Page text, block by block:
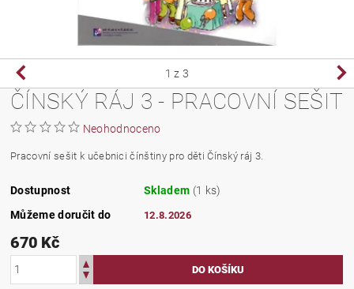
1 z 3
ČÍNSKÝ RÁJ 3 - PRACOVNÍ SEŠIT
Neohodnoceno
Pracovní sešit k učebnici čínštiny pro děti Čínský ráj 3.
Dostupnost Skladem (1 ks)
Můžeme doručit do
12.8.2026
670 Kč